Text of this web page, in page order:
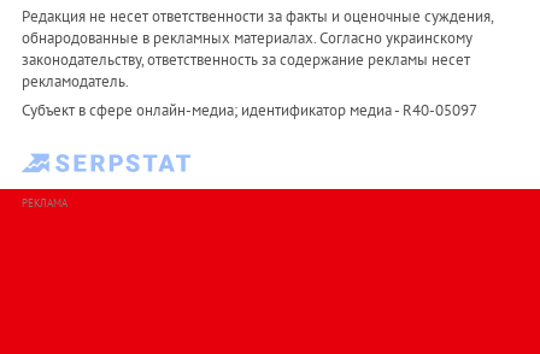
Редакция не несет ответственности за факты и оценочные суждения,
обнародованные в рекламных материалах. Согласно украинскому
законодательству, ответственность за содержание рекламы несет
рекламодатель.
Субъект в сфере онлайн-медиа; идентификатор медиа - R40-05097
РЕКЛАМА